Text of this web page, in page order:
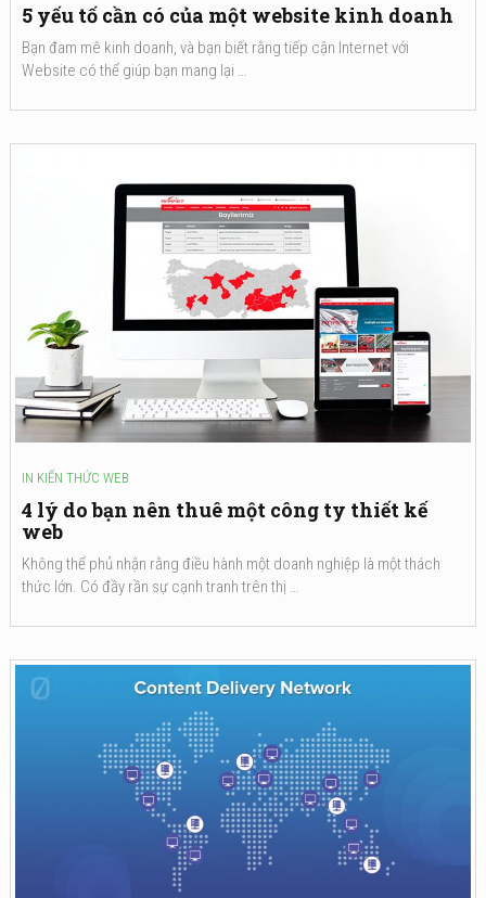
5 yếu tố cần có của một website kinh doanh
Bạn đam mê kinh doanh, và bạn biết rằng tiếp cận Internet với
Website có thể giúp bạn mang lại …
IN KIẾN THỨC WEB
4 lý do bạn nên thuê một công ty thiết kế
web
Không thể phủ nhận rằng điều hành một doanh nghiệp là một thách
thức lớn. Có đầy rần sự cạnh tranh trên thị …